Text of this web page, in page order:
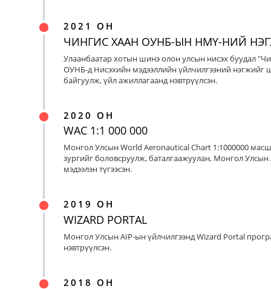
2021 ОН
ЧИНГИС ХААН ОУНБ-ЫН НМҮ-НИЙ
Улаанбаатар хотын шинэ олон улсын нисэх буудал
ОУНБ-д Нисэхийн мэдээллийн үйлчилгээний нэгжийг
байгуулж, үйл ажиллагаанд нэвтрүүлсэн.
2020 ОН
WAC 1:1 000 000
Монгол Улсын World Aeronautical Chart 1:1000000
зургийг боловсруулж, баталгаажуулан, Монгол Улсын
мэдээлэн түгээсэн.
2019 ОН
WIZARD PORTAL
Монгол Улсын AIP-ын үйлчилгээнд Wizard Portal
нэвтрүүлсэн.
2018 ОН